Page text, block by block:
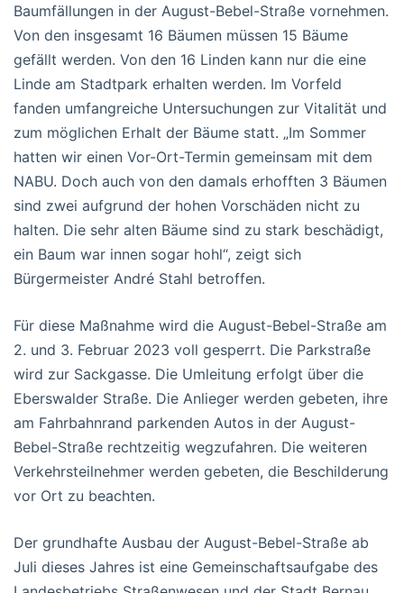
Baumfällungen in der August-Bebel-Straße vornehmen.
Von den insgesamt 16 Bäumen müssen 15 Bäume
gefällt werden. Von den 16 Linden kann nur die eine
Linde am Stadtpark erhalten werden. Im Vorfeld
fanden umfangreiche Untersuchungen zur Vitalität und
zum möglichen Erhalt der Bäume statt. „Im Sommer
hatten wir einen Vor-Ort-Termin gemeinsam mit dem
NABU. Doch auch von den damals erhofften 3 Bäumen
sind zwei aufgrund der hohen Vorschäden nicht zu
halten. Die sehr alten Bäume sind zu stark beschädigt,
ein Baum war innen sogar hohl“, zeigt sich
Bürgermeister André Stahl betroffen.
Für diese Maßnahme wird die August-Bebel-Straße am
2. und 3. Februar 2023 voll gesperrt. Die Parkstraße
wird zur Sackgasse. Die Umleitung erfolgt über die
Eberswalder Straße. Die Anlieger werden gebeten, ihre
am Fahrbahnrand parkenden Autos in der August-
Bebel-Straße rechtzeitig wegzufahren. Die weiteren
Verkehrsteilnehmer werden gebeten, die Beschilderung
vor Ort zu beachten.
Der grundhafte Ausbau der August-Bebel-Straße ab
Juli dieses Jahres ist eine Gemeinschaftsaufgabe des